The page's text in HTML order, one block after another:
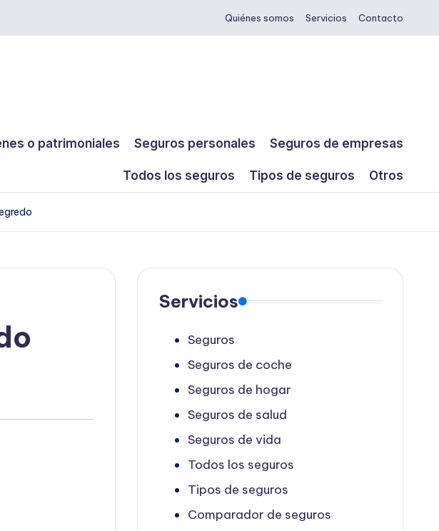
Quiénes somos Servicios Contacto
o patrimoniales Seguros personales Seguros de empresas
Todos los seguros Tipos de seguros Otros
Servicios
Seguros
Seguros de coche
Seguros de hogar
Seguros de salud
Seguros de vida
Todos los seguros
Tipos de seguros
Comparador de seguros